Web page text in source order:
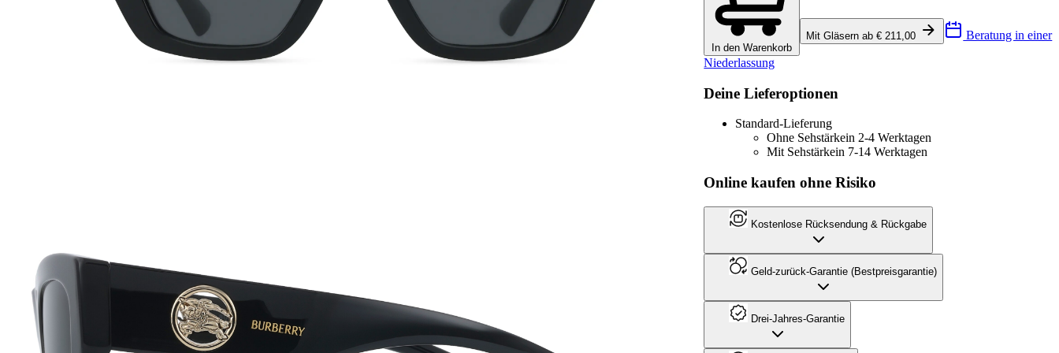
In den Warenkorb
Mit Gläsern ab € 211,00 Beratung in einer
Niederlassung
Deine Lieferoptionen
Standard-Lieferung
Ohne Sehstärkein 2-4 Werktagen
Mit Sehstärkein 7-14 Werktagen
Online kaufen ohne Risiko
Kostenlose Rücksendung & Rückgabe
Geld-zurück-Garantie (Bestpreisgarantie)
Drei-Jahres-Garantie